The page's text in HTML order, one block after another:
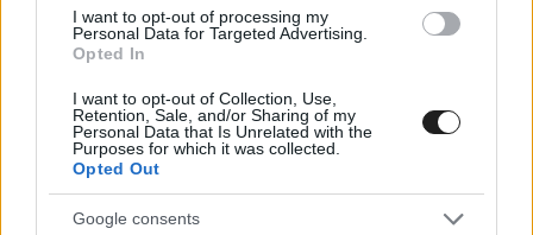
I want to opt-out of processing my
Personal Data for Targeted Advertising.
Opted In
I want to opt-out of Collection, Use,
Retention, Sale, and/or Sharing of my
Personal Data that Is Unrelated with the
Purposes for which it was collected.
Opted Out
Google consents